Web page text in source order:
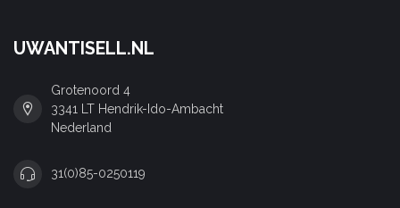
UWANTISELL.NL
Grotenoord 4
3341 LT Hendrik-Ido-Ambacht
Nederland
31(0)85-0250119